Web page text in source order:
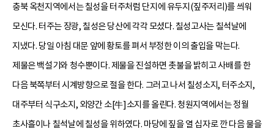
충북 옥천지역에서는 칠성을 터주처럼 단지에 유두지(짚주저리)를 씌워
모신다. 터주는 장광, 칠성은 당산에 각각 모셨다. 칠성고사는 칠석날에
지냈다. 당일 아침 대문 앞에 황토를 펴서 부정한 이의 출입을 막는다.
제물은 백설기와 청수뿐이다. 제물을 진설하면 촛불을 밝히고 사배를 한
다음 북쪽부터 시계방향으로 절을 한다. 그러고 나서 칠성소지, 터주소지,
대주부터 식구소지, 외양간 소[牛]소지를 올린다. 청원지역에서는 정월
초사흘이나 칠석날에 칠성을 위하였다. 마당에 짚을 열 십자로 깐 다음 물을